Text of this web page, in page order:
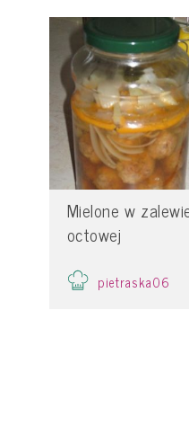
Mielone w
octowej
pietraska06